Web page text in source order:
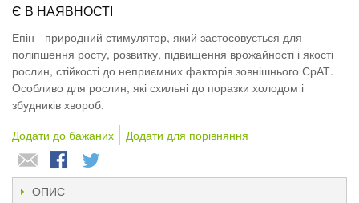
Є В НАЯВНОСТІ
Епін - природний стимулятор, який застосовується для
поліпшення росту, розвитку, підвищення врожайності і якості
рослин, стійкості до неприємних факторів зовнішнього СрАТ.
Особливо для рослин, які схильні до поразки холодом і
збудників хвороб.
Додати до бажаних
Додати для порівняння
ОПИС